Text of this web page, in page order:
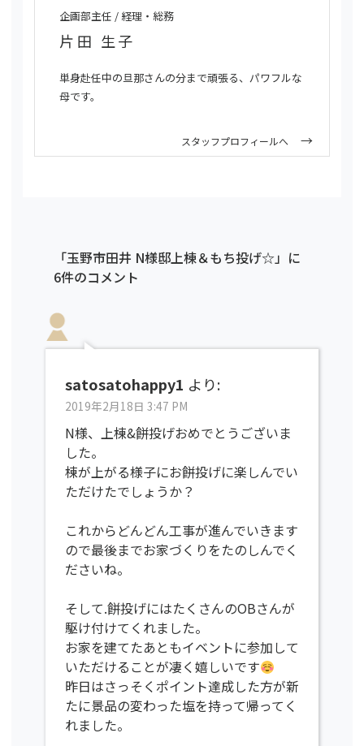
企画部主任 / 経理・総務
片田 生子
単身赴任中の旦那さんの分まで頑張る、パワフルな
母です。
スタッフプロフィールへ
「玉野市田井 N様邸上棟＆もち投げ☆」に
6件のコメント
satosatohappy1 より:
2019年2月18日 3:47 PM
N様、上棟&餅投げおめでとうございま
した。
棟が上がる様子にお餅投げに楽しんでい
ただけたでしょうか？
これからどんどん工事が進んでいきます
ので最後までお家づくりをたのしんでく
ださいね。
そして.餅投げにはたくさんのOBさんが
駆け付けてくれました。
お家を建てたあともイベントに参加して
いただけることが凄く嬉しいです
昨日はさっそくポイント達成した方が新
たに景品の変わった塩を持って帰ってく
れました。